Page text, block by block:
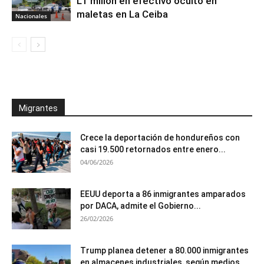
Nacionales
maletas en La Ceiba
Migrantes
Crece la deportación de hondureños con
casi 19.500 retornados entre enero...
04/06/2026
EEUU deporta a 86 inmigrantes amparados
por DACA, admite el Gobierno...
26/02/2026
Trump planea detener a 80.000 inmigrantes